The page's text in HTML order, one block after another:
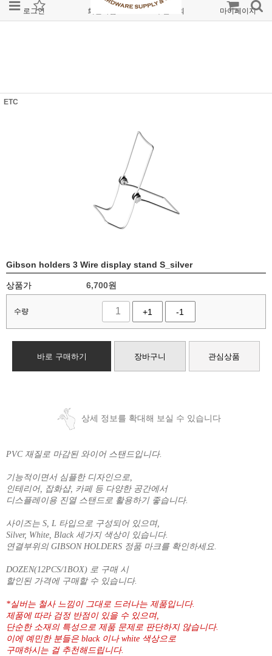
로그인 회원가입 주문조회 마이페이지
ETC
Gibson holders 3 Wire display stand S_silver
상품가 6,700원
수량 +1 -1
바로 구매하기 장바구니 관심상품
상세 정보를 확대해 보실 수 있습니다
PVC 재질로 마감된 와이어 스탠드입니다.
기능적이면서 심플한 디자인으로,
인테리어, 잡화샵, 카페 등 다양한 공간에서
디스플레이용 진열 스탠드로 활용하기 좋습니다.
사이즈는 S, L 타입으로 구성되어 있으며,
Silver, White, Black 세가지 색상이 있습니다.
연결부위의 GIBSON HOLDERS 정품 마크를 확인하세요.
DOZEN(12PCS/1BOX) 로 구매 시
할인된 가격에 구매할 수 있습니다.
*실버는 철사 느낌이 그대로 드러나는 제품입니다.
제품에 따라 검정 반점이 있을 수 있으며,
단순한 소재의 특성으로 제품 문제로 판단하지 않습니다.
이에 예민한 분들은 black 이나 white 색상으로
구매하시는 걸 추천해드립니다.